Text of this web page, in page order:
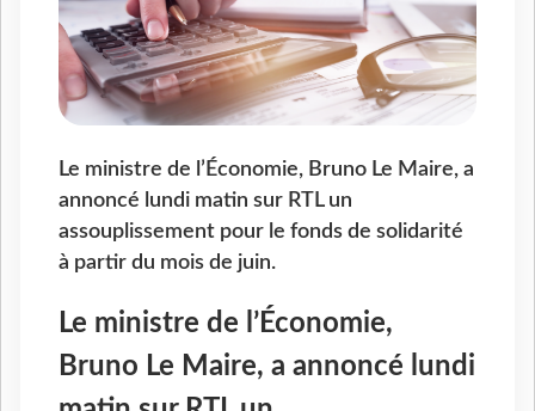
Le ministre de l’Économie, Bruno Le Maire, a
annoncé lundi matin sur RTL un
assouplissement pour le fonds de solidarité
à partir du mois de juin.
Le ministre de l’Économie,
Bruno Le Maire, a annoncé lundi